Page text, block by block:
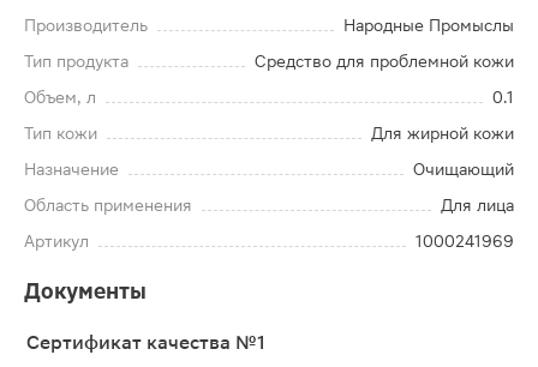
Производитель
Народные Промыслы
Тип продукта
Средство для проблемной кожи
Объем, л
0.1
Тип кожи
Для жирной кожи
Назначение
Очищающий
Область применения
Для лица
Артикул
1000241969
Документы
Сертификат качества №1